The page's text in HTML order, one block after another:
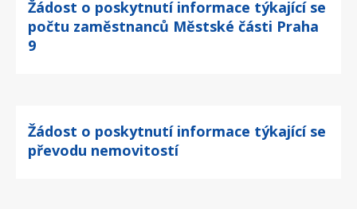
Žádost o poskytnutí informace týkající se
počtu zaměstnanců Městské části Praha
9
Žádost o poskytnutí informace týkající se
převodu nemovitostí